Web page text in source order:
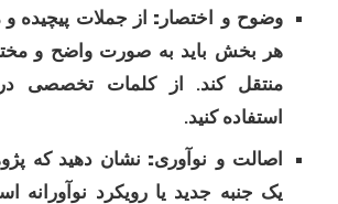
وضوح و اختصار: از جملات پیچیده
هر بخش باید به صورت واضح و
منتقل کند. از کلمات تخصصی
استفاده کنید.
اصالت و نوآوری: نشان دهید که
یک جنبه جدید یا رویکرد